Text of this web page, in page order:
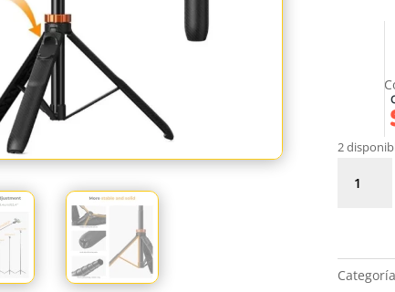
2
MS08